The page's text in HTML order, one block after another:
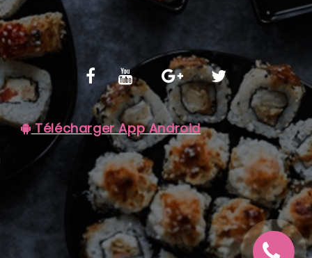
Télécharger App Android